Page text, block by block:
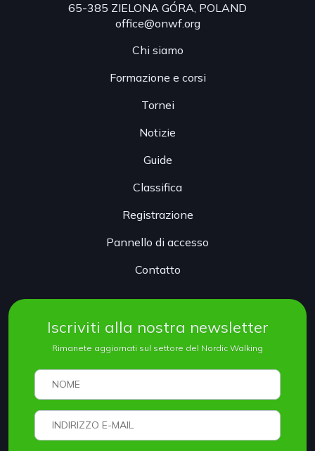
65-385 ZIELONA GÓRA, POLAND
office@onwf.org
Chi siamo
Formazione e corsi
Tornei
Notizie
Guide
Classifica
Registrazione
Pannello di accesso
Contatto
Iscriviti alla nostra newsletter
Rimanete aggiornati sul settore del Nordic Walking